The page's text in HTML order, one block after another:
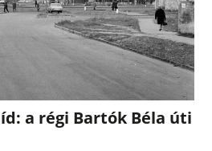
a régi Bartók Béla úti